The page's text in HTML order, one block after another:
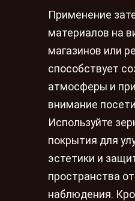
Применение
материалов на
магазинов или
способствует
атмосферы и
внимание
Используйте
покрытия для
эстетики и
пространства
наблюдения.